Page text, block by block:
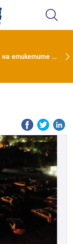
От 9 август цените на етикетите само в евро